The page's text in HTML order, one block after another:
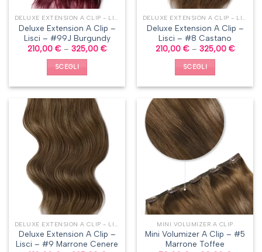
DELUXE EXTENSION A CLIP - LISCI
Deluxe Extension A Clip –
Lisci – #99J Burgundy
210,00 €– 325,00 €
SCEGLI
DELUXE EXTENSION A CLIP - LISCI
Deluxe Extension A Clip –
Lisci – #8 Castano
210,00 €– 325,00 €
SCEGLI
Deluxe Extension A Clip –
Lisci – #9 Marrone Cenere
MINI VOLUMIZER A CLIP
Mini Volumizer A Clip – #5
Marrone Toffee